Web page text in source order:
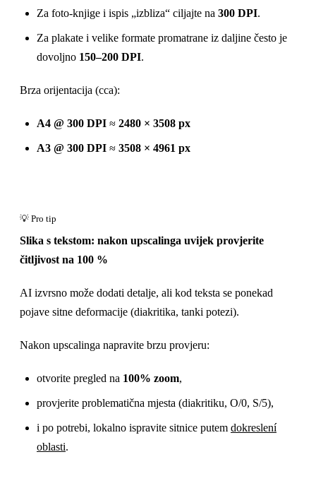
Za foto-knjige i ispis „izbliza“ ciljajte na 300 DPI.
Za plakate i velike formate promatrane iz daljine često je
dovoljno 150–200 DPI.
Brza orijentacija (cca):
A4 @ 300 DPI ≈ 2480 × 3508 px
A3 @ 300 DPI ≈ 3508 × 4961 px
Slika s tekstom: nakon upscalinga uvijek provjerite
čitljivost na 100 %
AI izvrsno može dodati detalje, ali kod teksta se ponekad
pojave sitne deformacije (diakritika, tanki potezi).
Nakon upscalinga napravite brzu provjeru:
otvorite pregled na 100% zoom,
provjerite problematična mjesta (diakritiku, O/0, S/5),
i po potrebi, lokalno ispravite sitnice putem dokreslení
oblasti.